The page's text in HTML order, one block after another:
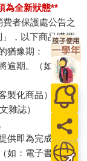
為全新狀態**
者保護處公告之
」，以下商品購買
猶豫期：
逾期。（如：生
製化商品）
雜誌）
供即為完成之線
如：電子書、電